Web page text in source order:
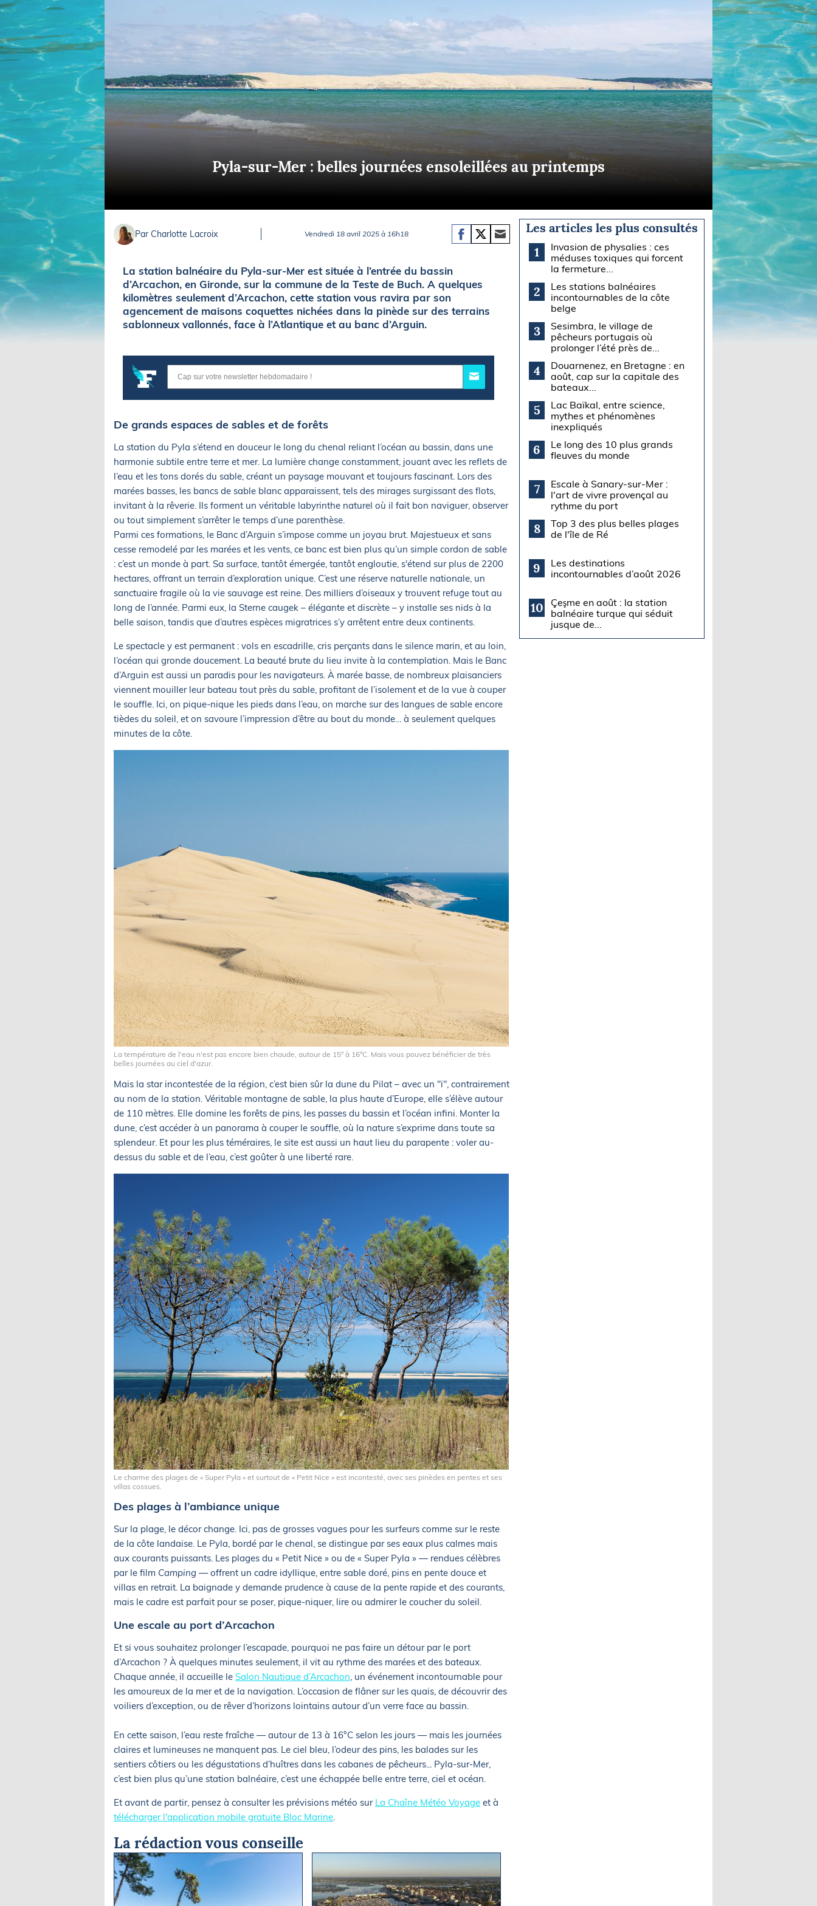
Economie
LOISIRS
FLASH INFO
Pyla-sur-Mer : belles journées ensoleillées au printemps
Par Charlotte Lacroix Vendredi 18 avril 2025 à 16h18
La station balnéaire du Pyla-sur-Mer est située à l’entrée du bassin
d’Arcachon, en Gironde, sur la commune de la Teste de Buch. A quelques
kilomètres seulement d’Arcachon, cette station vous ravira par son
agencement de maisons coquettes nichées dans la pinède sur des terrains
sablonneux vallonnés, face à l’Atlantique et au banc d’Arguin.
De grands espaces de sables et de forêts
La station du Pyla s’étend en douceur le long du chenal reliant l’océan au bassin, dans une
harmonie subtile entre terre et mer. La lumière change constamment, jouant avec les reflets de
l’eau et les tons dorés du sable, créant un paysage mouvant et toujours fascinant. Lors des
marées basses, les bancs de sable blanc apparaissent, tels des mirages surgissant des flots,
invitant à la rêverie. Ils forment un véritable labyrinthe naturel où il fait bon naviguer, observer
ou tout simplement s’arrêter le temps d’une parenthèse.
Parmi ces formations, le Banc d’Arguin s’impose comme un joyau brut. Majestueux et sans
cesse remodelé par les marées et les vents, ce banc est bien plus qu’un simple cordon de sable
: c’est un monde à part. Sa surface, tantôt émergée, tantôt engloutie, s'étend sur plus de 2200
hectares, offrant un terrain d’exploration unique. C’est une réserve naturelle nationale, un
sanctuaire fragile où la vie sauvage est reine. Des milliers d’oiseaux y trouvent refuge tout au
long de l’année. Parmi eux, la Sterne caugek – élégante et discrète – y installe ses nids à la
belle saison, tandis que d’autres espèces migratrices s’y arrêtent entre deux continents.
Le spectacle y est permanent : vols en escadrille, cris perçants dans le silence marin, et au loin,
l’océan qui gronde doucement. La beauté brute du lieu invite à la contemplation. Mais le Banc
d’Arguin est aussi un paradis pour les navigateurs. À marée basse, de nombreux plaisanciers
viennent mouiller leur bateau tout près du sable, profitant de l’isolement et de la vue à couper
le souffle. Ici, on pique-nique les pieds dans l’eau, on marche sur des langues de sable encore
tièdes du soleil, et on savoure l’impression d’être au bout du monde… à seulement quelques
minutes de la côte.
La température de l'eau n'est pas encore bien chaude, autour de 15° à 16°C. Mais vous pouvez bénéficier de très
belles journées au ciel d'azur.
Mais la star incontestée de la région, c’est bien sûr la dune du Pilat – avec un "i", contrairement
au nom de la station. Véritable montagne de sable, la plus haute d’Europe, elle s’élève autour
de 110 mètres. Elle domine les forêts de pins, les passes du bassin et l’océan infini. Monter la
dune, c’est accéder à un panorama à couper le souffle, où la nature s’exprime dans toute sa
splendeur. Et pour les plus téméraires, le site est aussi un haut lieu du parapente : voler au-
dessus du sable et de l’eau, c’est goûter à une liberté rare.
Le charme des plages de « Super Pyla » et surtout de « Petit Nice » est incontesté, avec ses pinèdes en pentes et ses
villas cossues.
Des plages à l’ambiance unique
Sur la plage, le décor change. Ici, pas de grosses vagues pour les surfeurs comme sur le reste
de la côte landaise. Le Pyla, bordé par le chenal, se distingue par ses eaux plus calmes mais
aux courants puissants. Les plages du « Petit Nice » ou de « Super Pyla » — rendues célèbres
par le film Camping — offrent un cadre idyllique, entre sable doré, pins en pente douce et
villas en retrait. La baignade y demande prudence à cause de la pente rapide et des courants,
mais le cadre est parfait pour se poser, pique-niquer, lire ou admirer le coucher du soleil.
Une escale au port d’Arcachon
Et si vous souhaitez prolonger l’escapade, pourquoi ne pas faire un détour par le port
d’Arcachon ? À quelques minutes seulement, il vit au rythme des marées et des bateaux.
Chaque année, il accueille le Salon Nautique d’Arcachon , un événement incontournable pour
les amoureux de la mer et de la navigation. L’occasion de flâner sur les quais, de découvrir des
voiliers d’exception, ou de rêver d’horizons lointains autour d’un verre face au bassin.
En cette saison, l’eau reste fraîche — autour de 13 à 16°C selon les jours — mais les journées
claires et lumineuses ne manquent pas. Le ciel bleu, l’odeur des pins, les balades sur les
sentiers côtiers ou les dégustations d’huîtres dans les cabanes de pêcheurs... Pyla-sur-Mer,
c’est bien plus qu’une station balnéaire, c’est une échappée belle entre terre, ciel et océan.
Et avant de partir, pensez à consulter les prévisions météo sur La Chaîne Météo Voyage et à
télécharger l'application mobile gratuite Bloc Marine
La rédaction vous conseille
Les articles les plus consultés
1
Invasion de physalies : ces
méduses toxiques qui forcent
la fermeture...
2
Les stations balnéaires
incontournables de la côte
belge
3
Sesimbra, le village de
pêcheurs portugais où
prolonger l’été près de...
4
Douarnenez, en Bretagne : en
août, cap sur la capitale des
bateaux...
5
Lac Baïkal, entre science,
mythes et phénomènes
inexpliqués
6
Le long des 10 plus grands
fleuves du monde
7
Escale à Sanary-sur-Mer :
l'art de vivre provençal au
rythme du port
8
Top 3 des plus belles plages
de l'île de Ré
9
Les destinations
incontournables d’août 2026
10
Çeşme en août : la station
balnéaire turque qui séduit
jusque de...